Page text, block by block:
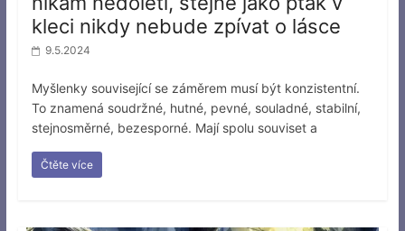
kleci nikdy nebude zpívat o lásce
9.5.2024
Myšlenky související se záměrem musí být konzistentní.
To znamená soudržné, hutné, pevné, souladné, stabilní,
stejnosměrné, bezesporné. Mají spolu souviset a
Čtěte více